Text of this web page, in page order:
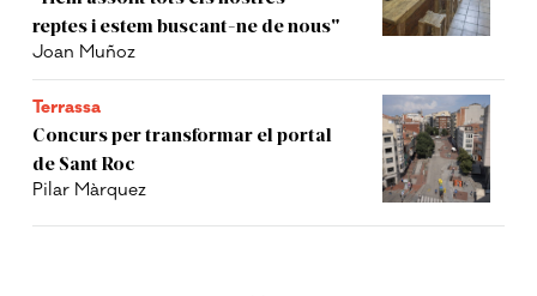
reptes i estem buscant-ne de nous"
Joan Muñoz
Terrassa
Concurs per transformar el portal
de Sant Roc
Pilar Màrquez